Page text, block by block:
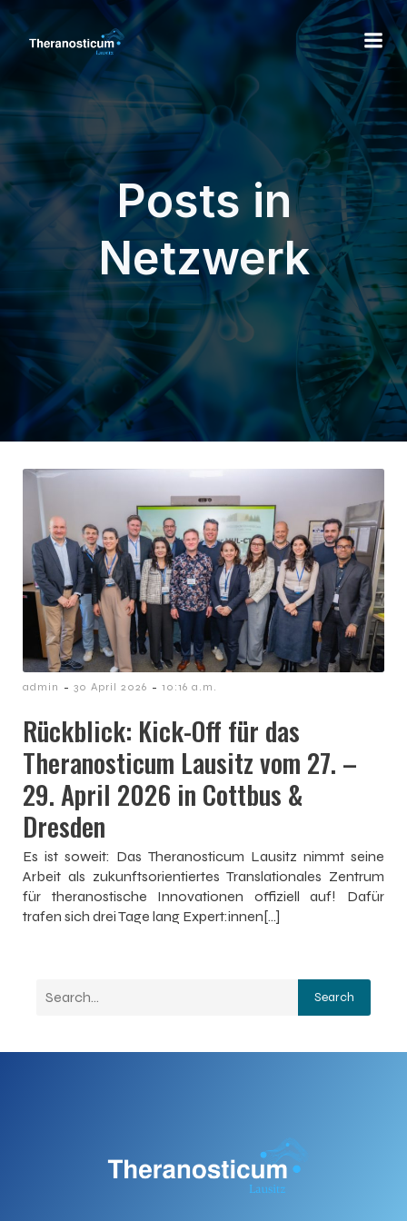
Posts in
Netzwerk
admin - 30 April 2026 - 10:16 a.m.
Rückblick: Kick-Off für das
Theranosticum Lausitz vom 27. –
29. April 2026 in Cottbus &
Dresden
Es ist soweit: Das Theranosticum Lausitz nimmt seine
Arbeit als zukunftsorientiertes Translationales Zentrum
für theranostische Innovationen offiziell auf! Dafür
trafen sich drei Tage lang Expert:innen[…]
Search